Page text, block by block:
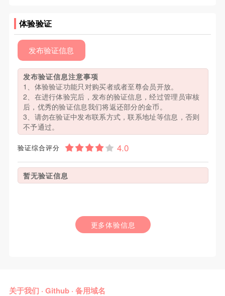
体验验证
发布验证信息
发布验证信息注意事项
1、体验验证功能只对购买者或者至尊会员开放。
2、在进行体验完后，发布的验证信息，经过管理员审核
后，优秀的验证信息我们将返还部分的金币。
3、请勿在验证中发布联系方式，联系地址等信息，否则
不予通过。
验证综合评分
暂无验证信息
更多体验信息
关于我们 · Github· 备用域名